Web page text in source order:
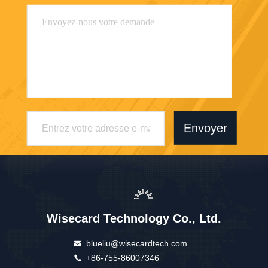
Envoyer
Wisecard Technology Co., Ltd.
blueliu@wisecardtech.com
+86-755-86007346